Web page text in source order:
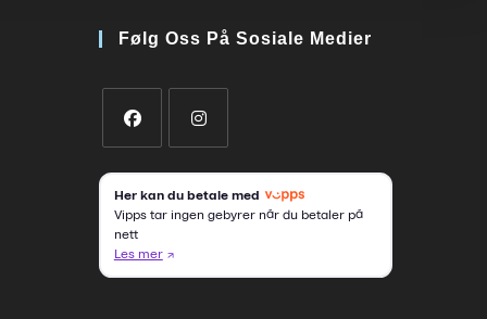
Følg Oss På Sosiale Medier
in
new
tab
in
a